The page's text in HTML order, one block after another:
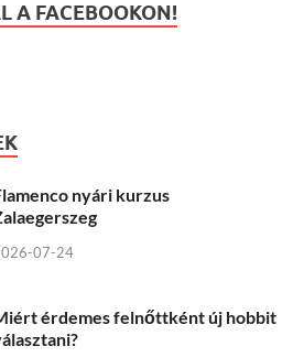
A FACEBOOKON!
nyári kurzus
07-24
érdemes felnőttként új hobbit